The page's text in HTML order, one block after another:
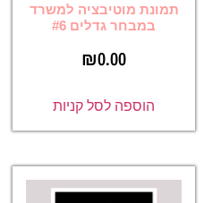
תמונת מוטיבציה למשרד
במבחר גדלים #6
₪0.00
הוספה לסל קניות